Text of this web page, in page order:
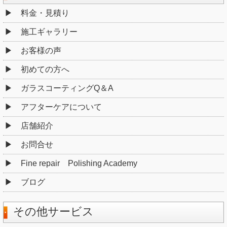
料金・見積り
施工ギャラリー
お客様の声
初めての方へ
ガラスコーティングQ＆A
アフターケアについて
店舗紹介
お問合せ
Fine repair Polishing Academy
ブログ
その他サービス